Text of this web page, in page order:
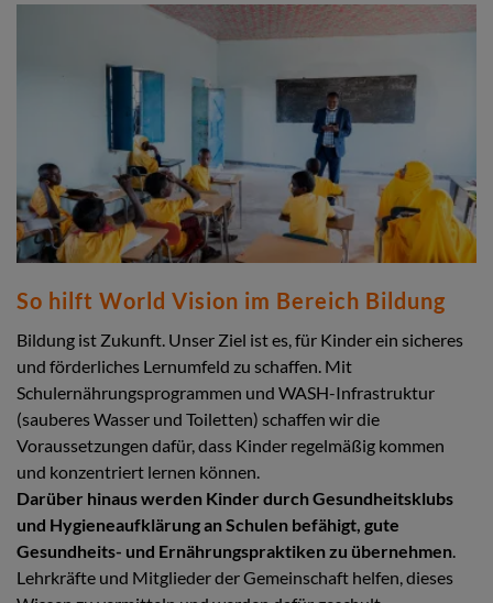
So hilft World Vision im Bereich Bildung
Bildung ist Zukunft. Unser Ziel ist es, für Kinder ein sicheres
und förderliches Lernumfeld zu schaffen. Mit
Schulernährungsprogrammen und WASH-Infrastruktur
(sauberes Wasser und Toiletten) schaffen wir die
Voraussetzungen dafür, dass Kinder regelmäßig kommen
und konzentriert lernen können.
Darüber hinaus werden Kinder durch Gesundheitsklubs
und Hygieneaufklärung an Schulen befähigt, gute
Gesundheits- und Ernährungspraktiken zu übernehmen.
Lehrkräfte und Mitglieder der Gemeinschaft helfen, dieses